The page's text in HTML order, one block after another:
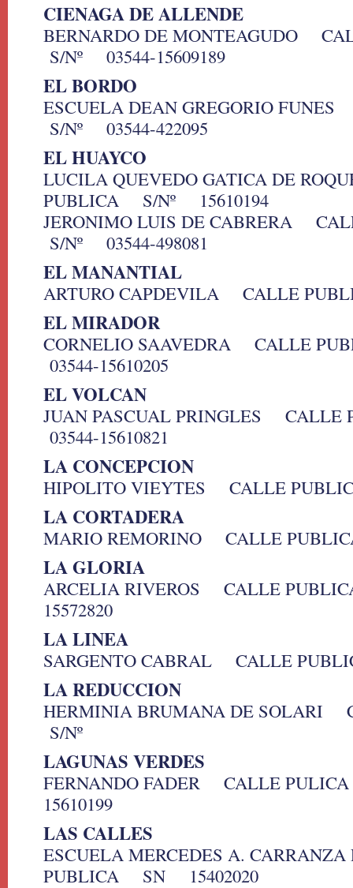
CIENAGA DE ALLENDE
BERNARDO DE MONTEAGUDO
S/Nº 03544-15609189
EL BORDO
ESCUELA DEAN GREGORIO
S/Nº 03544-422095
EL HUAYCO
LUCILA QUEVEDO GATICA DE
PUBLICA S/Nº 15610194
JERONIMO LUIS DE CABRERA
S/Nº 03544-498081
EL MANANTIAL
ARTURO CAPDEVILA CALLE
EL MIRADOR
CORNELIO SAAVEDRA CALLE
03544-15610205
EL VOLCAN
JUAN PASCUAL PRINGLES
03544-15610821
LA CONCEPCION
HIPOLITO VIEYTES CALLE
LA CORTADERA
MARIO REMORINO CALLE
LA GLORIA
ARCELIA RIVEROS CALLE
15572820
LA LINEA
SARGENTO CABRAL CALLE
LA REDUCCION
HERMINIA BRUMANA DE SOLARI
S/Nº
LAGUNAS VERDES
FERNANDO FADER CALLE
15610199
LAS CALLES
ESCUELA MERCEDES A.
PUBLICA SN 15402020